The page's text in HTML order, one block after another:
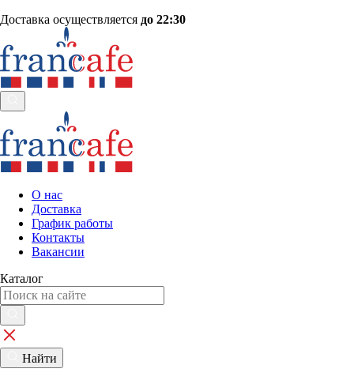
Доставка осуществляется до 22:30
О нас
Доставка
График работы
Контакты
Вакансии
Каталог
Найти